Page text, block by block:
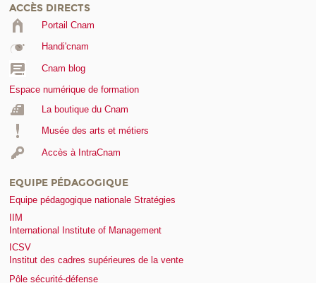
ACCÈS DIRECTS
Portail Cnam
Handi'cnam
Cnam blog
Espace numérique de formation
La boutique du Cnam
Musée des arts et métiers
Accès à IntraCnam
EQUIPE PÉDAGOGIQUE
Equipe pédagogique nationale Stratégies
IIM
International Institute of Management
ICSV
Institut des cadres supérieures de la vente
Pôle sécurité-défense